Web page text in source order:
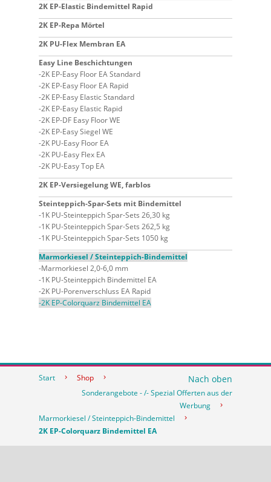
2K EP-Elastic Bindemittel Rapid
2K EP-Repa Mörtel
2K PU-Flex Membran EA
Easy Line Beschichtungen
2K EP-Easy Floor EA Standard
2K EP-Easy Floor EA Rapid
2K EP-Easy Elastic Standard
2K EP-Easy Elastic Rapid
2K EP-DF Easy Floor WE
2K EP-Easy Siegel WE
2K PU-Easy Floor EA
2K PU-Easy Flex EA
2K PU-Easy Top EA
2K EP-Versiegelung WE, farblos
Steinteppich-Spar-Sets mit Bindemittel
1K PU-Steinteppich Spar-Sets 26,30 kg
1K PU-Steinteppich Spar-Sets 262,5 kg
1K PU-Steinteppich Spar-Sets 1050 kg
Marmorkiesel / Steinteppich-Bindemittel
Marmorkiesel 2,0-6,0 mm
1K PU-Steinteppich Bindemittel EA
2K PU-Porenverschluss EA Rapid
2K EP-Colorquarz Bindemittel EA
Nach oben
Start
Shop
Sonderangebote - /- Spezial Offerten aus der
Werbung
Marmorkiesel / Steinteppich-Bindemittel
2K EP-Colorquarz Bindemittel EA